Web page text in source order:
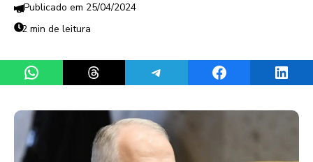
25/04/2024
2 min de leitura
Share on WhatsAppShare on ThreadsShare on TelegramShare on Facebook